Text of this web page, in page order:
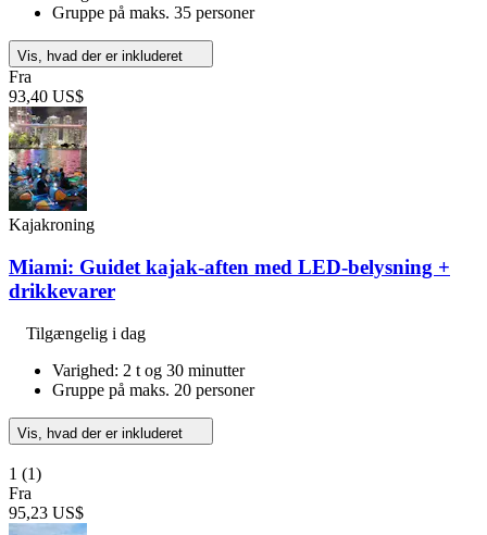
Gruppe på maks. 35 personer
Vis, hvad der er inkluderet
Fra
93,40 US$
Kajakroning
Miami: Guidet kajak-aften med LED-belysning +
drikkevarer
Tilgængelig i dag
Varighed: 2 t og 30 minutter
Gruppe på maks. 20 personer
Vis, hvad der er inkluderet
1 (1)
Fra
95,23 US$